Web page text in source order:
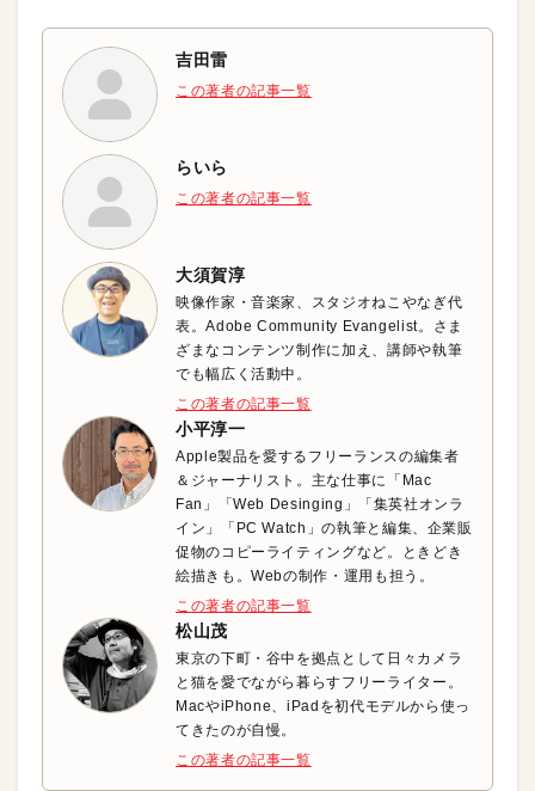
吉田雷
この著者の記事一覧
らいら
この著者の記事一覧
大須賀淳
映像作家・音楽家、スタジオねこやなぎ代
表。Adobe Community Evangelist。さま
ざまなコンテンツ制作に加え、講師や執筆
でも幅広く活動中。
この著者の記事一覧
小平淳一
Apple製品を愛するフリーランスの編集者
＆ジャーナリスト。主な仕事に「Mac
Fan」「Web Desinging」「集英社オンラ
イン」「PC Watch」の執筆と編集、企業販
促物のコピーライティングなど。ときどき
絵描きも。Webの制作・運用も担う。
この著者の記事一覧
松山茂
東京の下町・谷中を拠点として日々カメラ
と猫を愛でながら暮らすフリーライター。
MacやiPhone、iPadを初代モデルから使っ
てきたのが自慢。
この著者の記事一覧